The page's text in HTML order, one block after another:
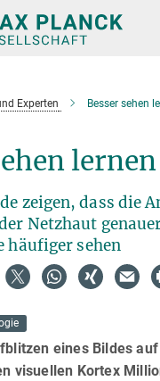
Experten Besser sehen
lernen
zeigen, dass die
Netzhaut
häufiger sehen
eines Bildes
visuellen Kortex